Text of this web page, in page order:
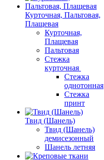
Курточная, Пальтовая,
Плащевая
Курточная,
Плащевая
Пальтовая
Стежка
курточная
Стежка
однотонная
Стежка
принт
Твид (Шанель)
Твид (Шанель)
демисезонный
Шанель летняя